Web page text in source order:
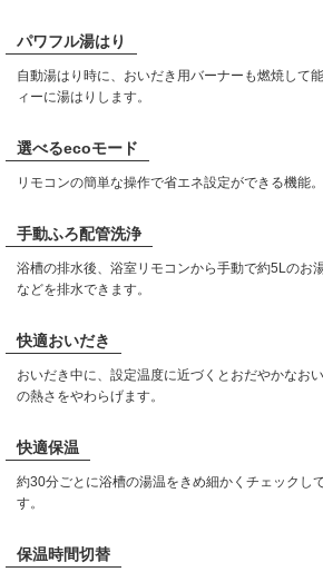
パワフル湯はり
自動湯はり時に、おいだき用バーナーも燃焼して
ィーに湯はりします。
選べるecoモード
リモコンの簡単な操作で省エネ設定ができる機能。
手動ふろ配管洗浄
浴槽の排水後、浴室リモコンから手動で約5Lのお
などを排水できます。
快適おいだき
おいだき中に、設定温度に近づくとおだやかなお
の熱さをやわらげます。
快適保温
約30分ごとに浴槽の湯温をきめ細かくチェックし
す。
保温時間切替